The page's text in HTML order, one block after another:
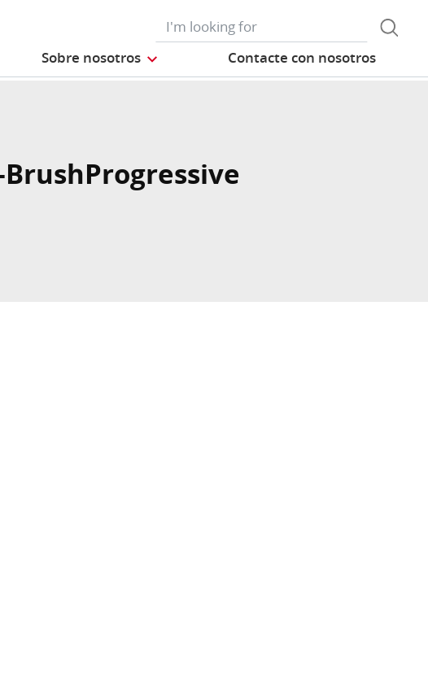
Sobre nosotros Contacte con nosotros